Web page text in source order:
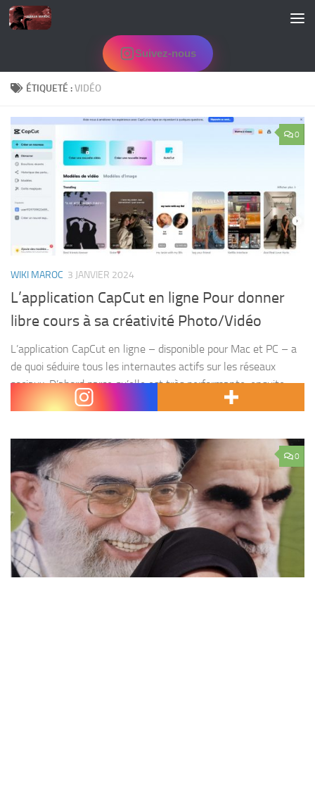
Skip to content
Suivez-nous
ÉTIQUETÉ :VIDÉO
0
WIKI MAROC 3 JANVIER 2024
L’application CapCut en ligne Pour donner
libre cours à sa créativité Photo/Vidéo
L’application CapCut en ligne – disponible pour Mac et PC – a
de quoi séduire tous les internautes actifs sur les réseaux
sociaux. D’abord parce qu’elle est très performante, ensuite
parce qu’elle est gratuite...
0